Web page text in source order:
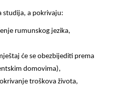
studija, a pokrivaju:
rumunskog jezika,
će se obezbijediti prema
domovima),
troškova života,